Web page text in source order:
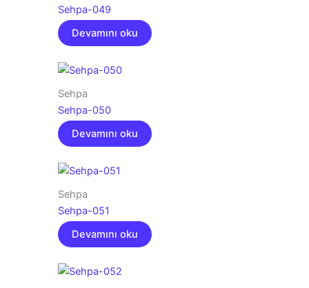
Sehpa-049
Devamını oku
Sehpa
Sehpa-050
Devamını oku
Sehpa
Sehpa-051
Devamını oku